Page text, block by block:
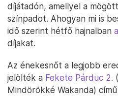
díjátadón, amellyel a
színpadot. Ahogyan mi is
idő szerint hétfő hajnalban
díjakat.
Az énekesnőt a legjobb
jelölték a Fekete Párduc 2.
Mindörökké Wakanda)